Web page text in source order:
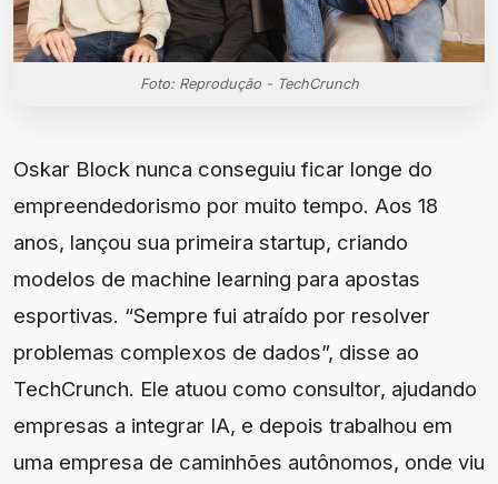
Foto: Reprodução - TechCrunch
Oskar Block nunca conseguiu ficar longe do
empreendedorismo por muito tempo. Aos 18
anos, lançou sua primeira startup, criando
modelos de machine learning para apostas
esportivas. “Sempre fui atraído por resolver
problemas complexos de dados”, disse ao
TechCrunch. Ele atuou como consultor, ajudando
empresas a integrar IA, e depois trabalhou em
uma empresa de caminhões autônomos, onde viu